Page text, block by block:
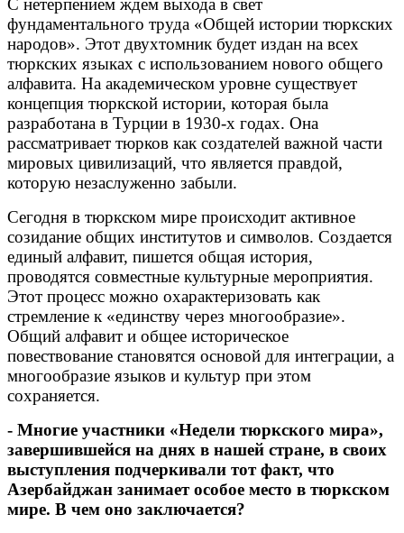
С нетерпением ждем выхода в свет
фундаментального труда «Общей истории тюркских
народов». Этот двухтомник будет издан на всех
тюркских языках с использованием нового общего
алфавита. На академическом уровне существует
концепция тюркской истории, которая была
разработана в Турции в 1930-х годах. Она
рассматривает тюрков как создателей важной части
мировых цивилизаций, что является правдой,
которую незаслуженно забыли.
Сегодня в тюркском мире происходит активное
созидание общих институтов и символов. Создается
единый алфавит, пишется общая история,
проводятся совместные культурные мероприятия.
Этот процесс можно охарактеризовать как
стремление к «единству через многообразие».
Общий алфавит и общее историческое
повествование становятся основой для интеграции, а
многообразие языков и культур при этом
сохраняется.
- Многие участники «Недели тюркского мира»,
завершившейся на днях в нашей стране, в своих
выступления подчеркивали тот факт, что
Азербайджан занимает особое место в тюркском
мире. В чем оно заключается?